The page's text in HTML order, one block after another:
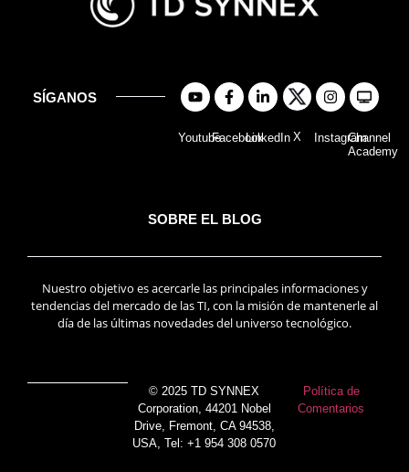
SÍGANOS
YoutubeFacebookLinkedIn X InstagramChannel
Academy
SOBRE EL BLOG
Nuestro objetivo es acercarle las principales informaciones y
tendencias del mercado de las TI, con la misión de mantenerle al
día de las últimas novedades del universo tecnológico.
© 2025 TD SYNNEX
Corporation, 44201 Nobel
Drive, Fremont, CA 94538,
USA, Tel: +1 954 308 0570
Política de
Comentarios